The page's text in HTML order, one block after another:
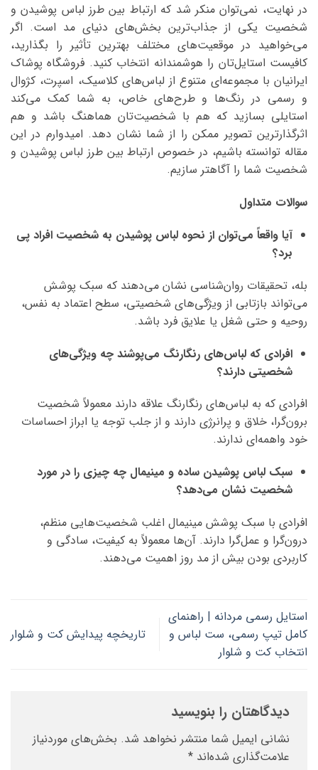
در نهایت، نمی‌توان منکر شد که ارتباط بین طرز لباس پوشیدن و
شخصیت یکی از جذاب‌ترین بخش‌های دنیای مد است. اگر
می‌خواهید در موقعیت‌های مختلف بهترین تأثیر را بگذارید،
کافیست استایل‌تان را هوشمندانه انتخاب کنید. فروشگاه پوشاک
ایرانیان با مجموعه‌ای متنوع از لباس‌های کلاسیک، اسپرت، کژوال
و رسمی در رنگ‌ها و طرح‌های خاص، به شما کمک می‌کند
استایلی بسازید که هم با شخصیت‌تان هماهنگ باشد و هم
اثرگذارترین تصویر ممکن را از شما نشان دهد. امیدوارم در این
مقاله توانسته باشیم، در خصوص ارتباط بین طرز لباس پوشیدن و
شخصیت شما را آگاهتر سازیم.
سوالات متداول
آیا واقعاً می‌توان از نحوه لباس پوشیدن به شخصیت افراد پی
برد؟
بله، تحقیقات روان‌شناسی نشان می‌دهند که سبک پوشش
می‌تواند بازتابی از ویژگی‌های شخصیتی، سطح اعتماد به نفس،
روحیه و حتی شغل یا علایق فرد باشد.
افرادی که لباس‌های رنگارنگ می‌پوشند چه ویژگی‌های
شخصیتی دارند؟
افرادی که به لباس‌های رنگارنگ علاقه دارند معمولاً شخصیت
برون‌گرا، خلاق و پرانرژی دارند و از جلب توجه یا ابراز احساسات
خود واهمه‌ای ندارند.
سبک لباس پوشیدن ساده و مینیمال چه چیزی را در مورد
شخصیت نشان می‌دهد؟
افرادی با سبک پوشش مینیمال اغلب شخصیت‌هایی منظم،
درون‌گرا و عمل‌گرا دارند. آن‌ها معمولاً به کیفیت، سادگی و
کاربردی بودن بیش از مد روز اهمیت می‌دهند.
استایل رسمی مردانه | راهنمای
کامل تیپ رسمی، ست لباس و
انتخاب کت و شلوار
تاریخچه پیدایش کت و شلوار
دیدگاهتان را بنویسید
نشانی ایمیل شما منتشر نخواهد شد. بخش‌های موردنیاز
علامت‌گذاری شده‌اند *